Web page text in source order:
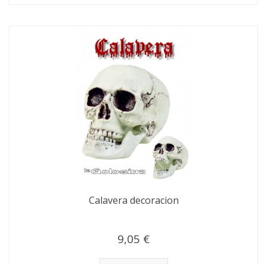
Calavera decoracion
9,05 €